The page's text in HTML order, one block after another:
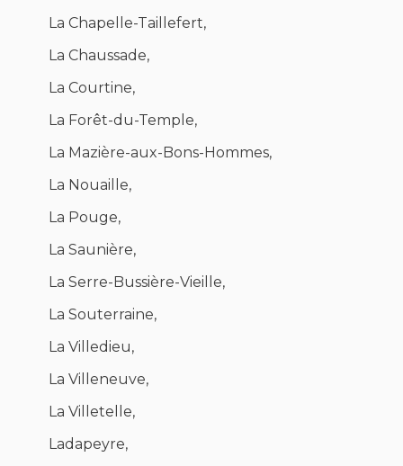
La Chapelle-Taillefert,
La Chaussade,
La Courtine,
La Forêt-du-Temple,
La Mazière-aux-Bons-Hommes,
La Nouaille,
La Pouge,
La Saunière,
La Serre-Bussière-Vieille,
La Souterraine,
La Villedieu,
La Villeneuve,
La Villetelle,
Ladapeyre,